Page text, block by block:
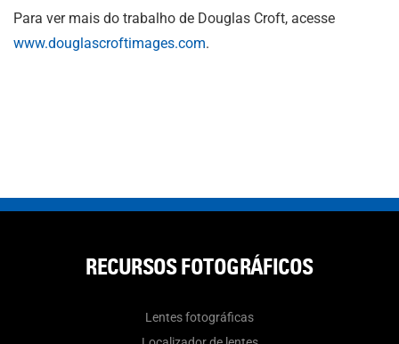
Para ver mais do trabalho de Douglas Croft, acesse
www.douglascroftimages.com.
RECURSOS FOTOGRÁFICOS
Lentes fotográficas